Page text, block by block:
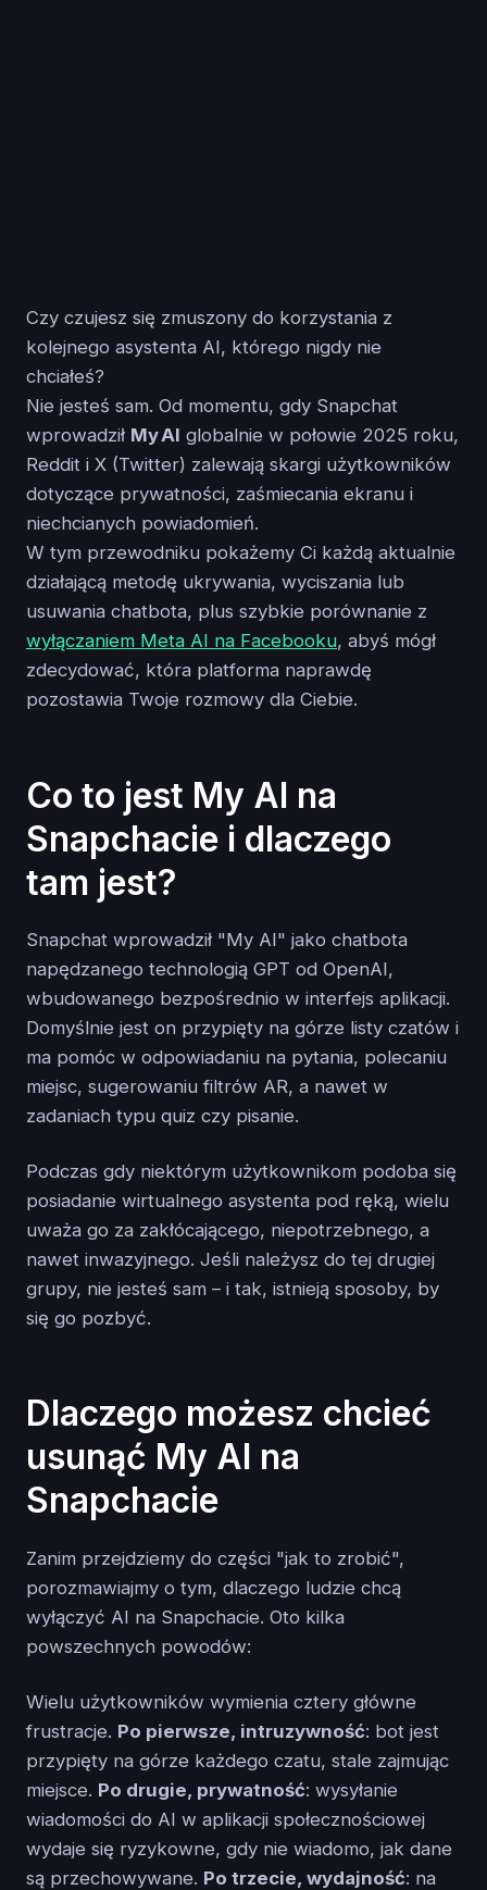
Czy czujesz się zmuszony do korzystania z
kolejnego asystenta AI, którego nigdy nie
chciałeś?
Nie jesteś sam. Od momentu, gdy Snapchat
wprowadził My AI globalnie w połowie 2025 roku,
Reddit i X (Twitter) zalewają skargi użytkowników
dotyczące prywatności, zaśmiecania ekranu i
niechcianych powiadomień.
W tym przewodniku pokażemy Ci każdą aktualnie
działającą metodę ukrywania, wyciszania lub
usuwania chatbota, plus szybkie porównanie z
wyłączaniem Meta AI na Facebooku, abyś mógł
zdecydować, która platforma naprawdę
pozostawia Twoje rozmowy dla Ciebie.
Co to jest My AI na
Snapchacie i dlaczego
tam jest?
Snapchat wprowadził "My AI" jako chatbota
napędzanego technologią GPT od OpenAI,
wbudowanego bezpośrednio w interfejs aplikacji.
Domyślnie jest on przypięty na górze listy czatów i
ma pomóc w odpowiadaniu na pytania, polecaniu
miejsc, sugerowaniu filtrów AR, a nawet w
zadaniach typu quiz czy pisanie.
Podczas gdy niektórym użytkownikom podoba się
posiadanie wirtualnego asystenta pod ręką, wielu
uważa go za zakłócającego, niepotrzebnego, a
nawet inwazyjnego. Jeśli należysz do tej drugiej
grupy, nie jesteś sam – i tak, istnieją sposoby, by
się go pozbyć.
Dlaczego możesz chcieć
usunąć My AI na
Snapchacie
Zanim przejdziemy do części "jak to zrobić",
porozmawiajmy o tym, dlaczego ludzie chcą
wyłączyć AI na Snapchacie. Oto kilka
powszechnych powodów:
Wielu użytkowników wymienia cztery główne
frustracje. Po pierwsze, intruzywność: bot jest
przypięty na górze każdego czatu, stale zajmując
miejsce. Po drugie, prywatność: wysyłanie
wiadomości do AI w aplikacji społecznościowej
wydaje się ryzykowne, gdy nie wiadomo, jak dane
są przechowywane. Po trzecie, wydajność: na